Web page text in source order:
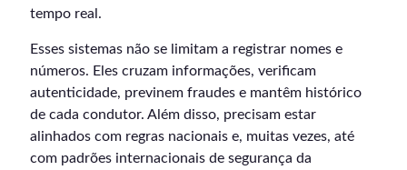
tempo real.
Esses sistemas não se limitam a registrar nomes e
números. Eles cruzam informações, verificam
autenticidade, previnem fraudes e mantêm histórico
de cada condutor. Além disso, precisam estar
alinhados com regras nacionais e, muitas vezes, até
com padrões internacionais de segurança da